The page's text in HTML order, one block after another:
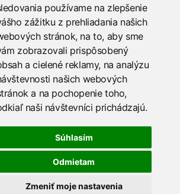
používame na zlepšenie
zážitku z prehliadania našich
stránok, na to, aby sme
zobrazovali prispôsobený
a cielené reklamy, na analýzu
našich webových
a na pochopenie toho,
naši návštevníci prichádzajú.
Súhlasím
Odmietam
Zmeniť moje nastavenia